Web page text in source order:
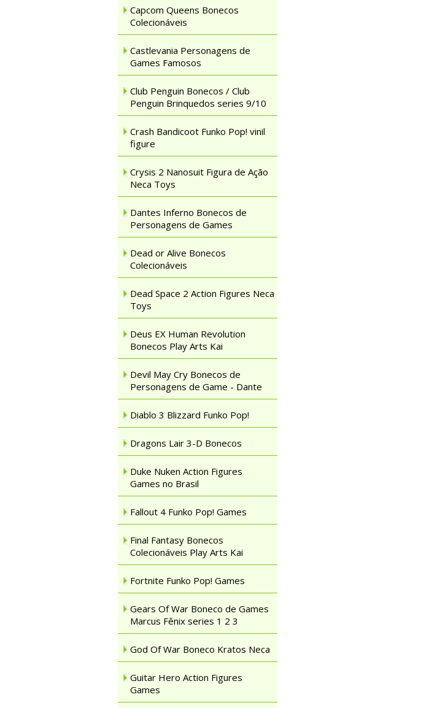
Capcom Queens Bonecos
Colecionáveis
Castlevania Personagens de
Games Famosos
Club Penguin Bonecos / Club
Penguin Brinquedos series 9/10
Crash Bandicoot Funko Pop! vinil
figure
Crysis 2 Nanosuit Figura de Ação
Neca Toys
Dantes Inferno Bonecos de
Personagens de Games
Dead or Alive Bonecos
Colecionáveis
Dead Space 2 Action Figures Neca
Toys
Deus EX Human Revolution
Bonecos Play Arts Kai
Devil May Cry Bonecos de
Personagens de Game - Dante
Diablo 3 Blizzard Funko Pop!
Dragons Lair 3-D Bonecos
Duke Nuken Action Figures
Games no Brasil
Fallout 4 Funko Pop! Games
Final Fantasy Bonecos
Colecionáveis Play Arts Kai
Fortnite Funko Pop! Games
Gears Of War Boneco de Games
Marcus Fênix series 1 2 3
God Of War Boneco Kratos Neca
Guitar Hero Action Figures
Games